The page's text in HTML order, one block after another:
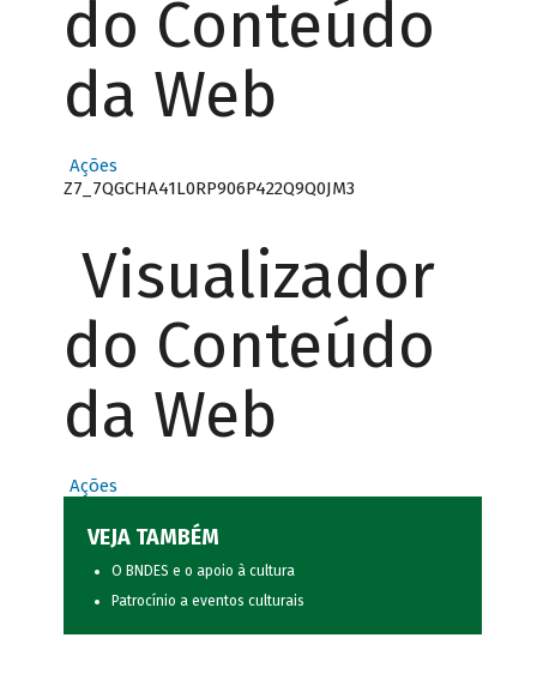
do Conteúdo
da Web
Ações
Z7_7QGCHA41L0RP906P422Q9Q0JM3
Visualizador
do Conteúdo
da Web
Ações
VEJA TAMBÉM
O BNDES e o apoio à cultura
Patrocínio a eventos culturais